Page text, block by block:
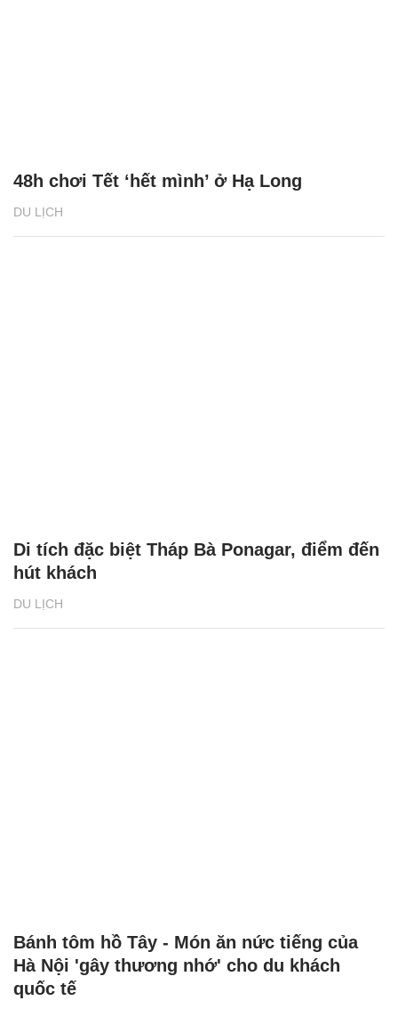
DU LỊCH
48h chơi Tết ‘hết mình’ ở Hạ Long
DU LỊCH
Di tích đặc biệt Tháp Bà Ponagar, điểm đến
hút khách
Bánh tôm hồ Tây - Món ăn nức tiếng của
Hà Nội 'gây thương nhớ' cho du khách
quốc tế